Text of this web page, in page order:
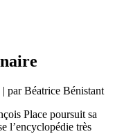
par Béatrice Bénistant
Place poursuit sa
l’encyclopédie très